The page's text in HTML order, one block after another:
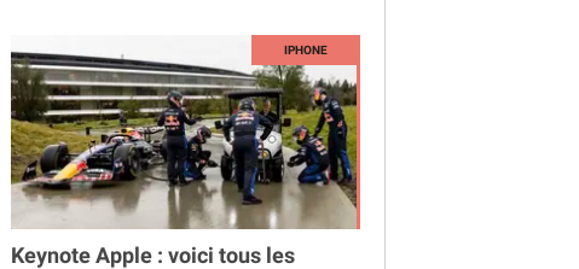
Keynote Apple : voici tous les